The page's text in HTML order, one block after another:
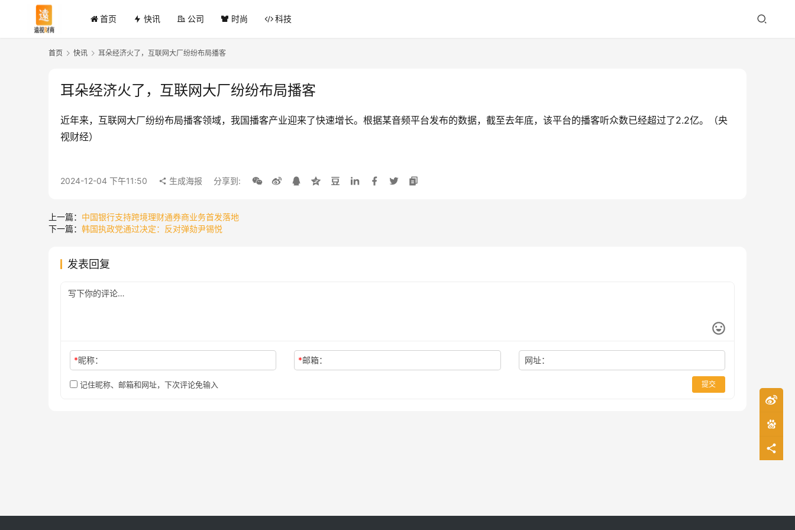
首页 快讯 公司 时尚 科技
首页 快讯 耳朵经济火了，互联网大厂纷纷布局播客
耳朵经济火了，互联网大厂纷纷布局播客
近年来，互联网大厂纷纷布局播客领域，我国播客产业迎来了快速增长。根据某音频平台发布的数据，截至去年底，该平台的播客听众数已经超过了2.2亿。（央
视财经）
2024-12-04 下午11:50 生成海报 分享到:
上一篇： 中国银行支持跨境理财通券商业务首发落地
下一篇： 韩国执政党通过决定：反对弹劾尹锡悦
发表回复
*昵称： *邮箱： 网址：
记住昵称、邮箱和网址，下次评论免输入 提交